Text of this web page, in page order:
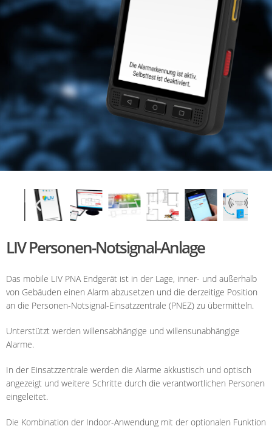
LIV Personen-Notsignal-Anlage
Das mobile LIV PNA Endgerät ist in der Lage, inner- und außerhalb
von Gebäuden einen Alarm abzusetzen und die derzeitige Position
an die Personen-Notsignal-Einsatzzentrale (PNEZ) zu übermitteln.
Unterstützt werden willensabhängige und willensunabhängige
Alarme.
In der Einsatzzentrale werden die Alarme akkustisch und optisch
angezeigt und weitere Schritte durch die verantwortlichen Personen
eingeleitet.
Die Kombination der Indoor-Anwendung mit der optionalen Funktion